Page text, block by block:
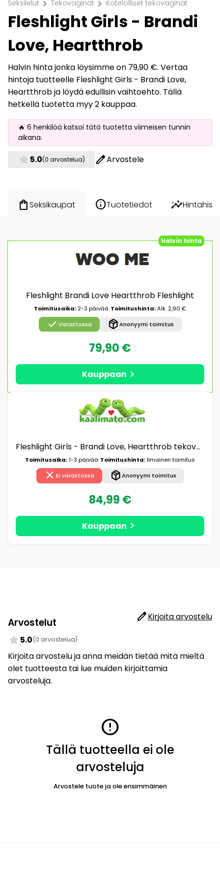
Seksilelut chevron_right Tekovaginat chevron_right Kotelolliset tekovaginat
Fleshlight Girls - Brandi
Love, Heartthrob
Halvin hinta jonka löysimme on 79,90 €. Vertaa
hintoja tuotteelle Fleshlight Girls - Brandi Love,
Heartthrob ja löydä edullisin vaihtoehto. Tällä
hetkellä tuotetta myy 2 kauppaa.
🔥 6 henkilöä katsoi tätä tuotetta viimeisen tunnin
aikana.
star 5.0(0 arvostelua) editArvostele
shopping_bagSeksikaupat infoTuotetiedot insights
Halvin hinta
Fleshlight Brandi Love Heartthrob Fleshlight
Toimitusaika: 2-3 päivää Toimitushinta:Alk. 2,90 €
check Varastossa package_2Anonyymi toimitus
79,90 €
Kauppaan chevron_right
Fleshlight Girls - Brandi Love, Heartthrob tekovagina
Toimitusaika:1-3 päivää Toimitushinta:Ilmainen toimitus
close Ei varastossa package_2Anonyymi toimitus
84,99 €
Kauppaan chevron_right
Arvostelut editKirjoita arvostelu
star 5.0(0 arvostelua)
Kirjoita arvostelu ja anna meidän tietää mitä mieltä
olet tuotteesta tai lue muiden kirjoittamia
arvosteluja.
error
Tällä tuotteella ei ole
arvosteluja
Arvostele tuote ja ole ensimmäinen